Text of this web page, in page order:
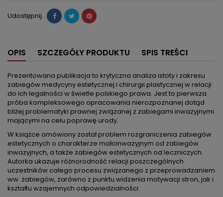
Udostępnij
OPIS SZCZEGÓŁY PRODUKTU SPIS TREŚCI
Prezentowana publikacja to krytyczna analiza istoty i zakresu
zabiegów medycyny estetycznej i chirurgii plastycznej w relacji
do ich legalności w świetle polskiego prawa. Jest to pierwsza
próba kompleksowego opracowania nierozpoznanej dotąd
bliżej problematyki prawnej związanej z zabiegami inwazyjnymi
mającymi na celu poprawę urody.
W książce omówiony został problem rozgraniczenia zabiegów
estetycznych o charakterze małoinwazyjnym od zabiegów
inwazyjnych, a także zabiegów estetycznych od leczniczych.
Autorka ukazuje różnorodność relacji poszczególnych
uczestników całego procesu związanego z przeprowadzaniem
ww. zabiegów, zarówno z punktu widzenia motywacji stron, jak i
kształtu wzajemnych odpowiedzialności.